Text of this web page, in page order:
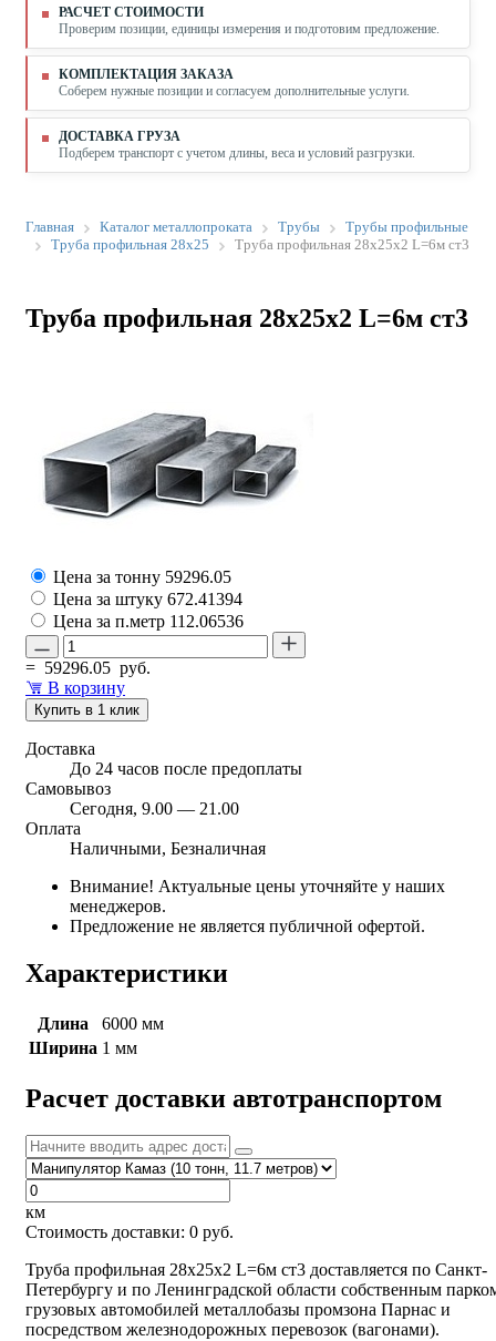
РАСЧЕТ СТОИМОСТИ
Проверим позиции, единицы измерения и подготовим предложение.
КОМПЛЕКТАЦИЯ ЗАКАЗА
Соберем нужные позиции и согласуем дополнительные услуги.
ДОСТАВКА ГРУЗА
Подберем транспорт с учетом длины, веса и условий разгрузки.
Главная Каталог металлопроката Трубы
Трубы профильные
Труба профильная 28х25
Труба профильная 28х25х2 L=6м ст3
Труба профильная 28х25х2 L=6м ст3
Цена за тонну 59296.05
Цена за штуку 672.41394
Цена за п.метр 112.06536
= 59296.05 руб.
В корзину
Купить в 1 клик
Доставка
До 24 часов после предоплаты
Самовывоз
Сегодня, 9.00 — 21.00
Оплата
Наличными, Безналичная
Внимание! Актуальные цены уточняйте у наших
менеджеров.
Предложение не является публичной офертой.
Характеристики
Длина
6000 мм
Ширина 1 мм
Расчет доставки автотранспортом
км
Стоимость доставки: 0 руб.
Труба профильная 28х25х2 L=6м ст3 доставляется по Санкт-
Петербургу и по Ленинградской области собственным
грузовых автомобилей металлобазы промзона Парнас и
посредством железнодорожных перевозок (вагонами).